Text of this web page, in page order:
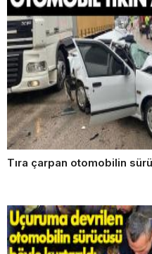
Tıra çarpan otomobilin